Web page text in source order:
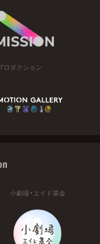
ロダクション
小劇場・エイド基金